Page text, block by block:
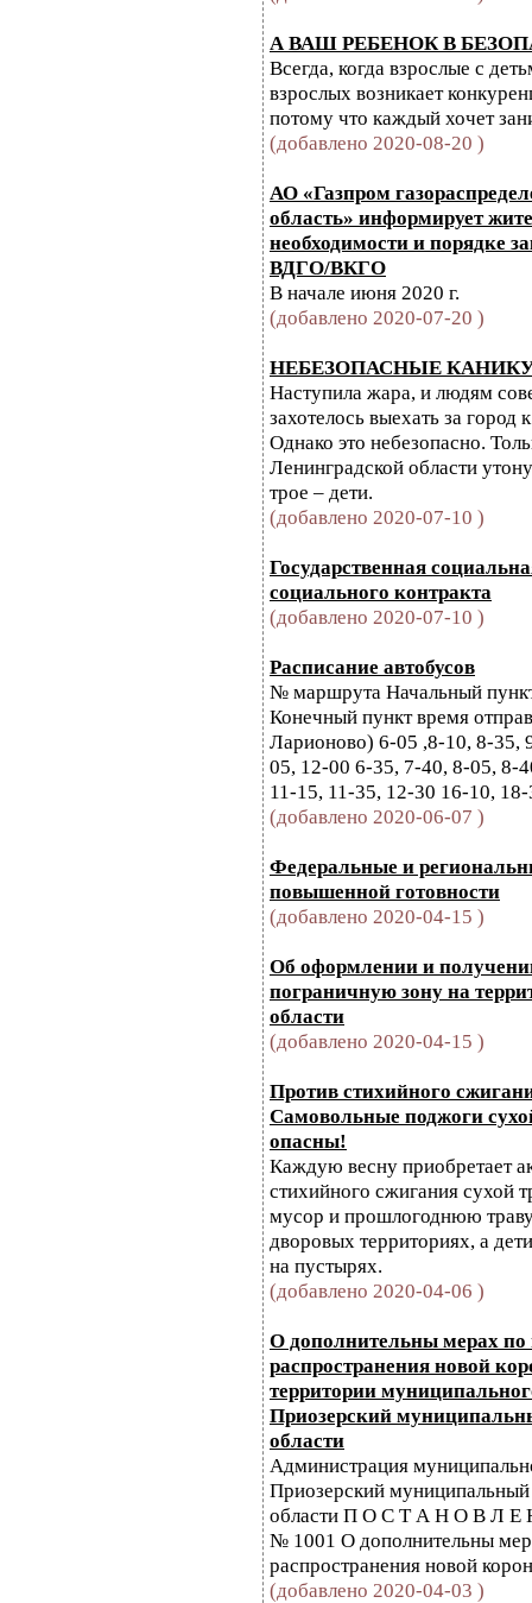
А ВАШ РЕБЕНОК В
Всегда, когда взрослые с
взрослых возникает
потому что каждый хочет
(добавлено 2020-08-20 )
АО «Газпром
область» информирует
необходимости и порядке
ВДГО/ВКГО
В начале июня 2020 г.
(добавлено 2020-07-20 )
НЕБЕЗОПАСНЫЕ
Наступила жара, и людям
захотелось выехать за
Однако это небезопасно.
Ленинградской области
трое – дети.
(добавлено 2020-07-10 )
Государственная
социального контракта
(добавлено 2020-07-10 )
Расписание автобусов
№ маршрута Начальный
Конечный пункт время
Ларионово) 6-05 ,8-10, 8-35,
05, 12-00 6-35, 7-40, 8-05, 8-
11-15, 11-35, 12-30 16-10,
(добавлено 2020-06-07 )
Федеральные и
повышенной готовности
(добавлено 2020-04-15 )
Об оформлении и
пограничную зону на
области
(добавлено 2020-04-15 )
Против стихийного
Самовольные поджоги
опасны!
Каждую весну приобретает
стихийного сжигания сухой
мусор и прошлогоднюю
дворовых территориях, а
на пустырях.
(добавлено 2020-04-06 )
О дополнительны мерах
распространения новой
территории
Приозерский
области
Администрация
Приозерский
области П О С Т А Н О В Л Е
№ 1001 О дополнительны
распространения новой
(добавлено 2020-04-03 )